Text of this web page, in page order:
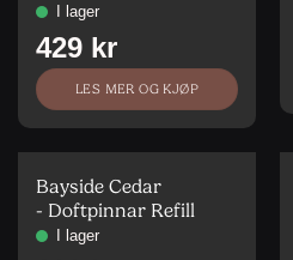
LES MER OG KJØP
Bayside Cedar
- Doftpinnar Refill